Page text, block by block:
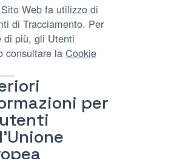
Web fa utilizzo di
di Tracciamento. Per
di più, gli Utenti
consultare la Cookie
per